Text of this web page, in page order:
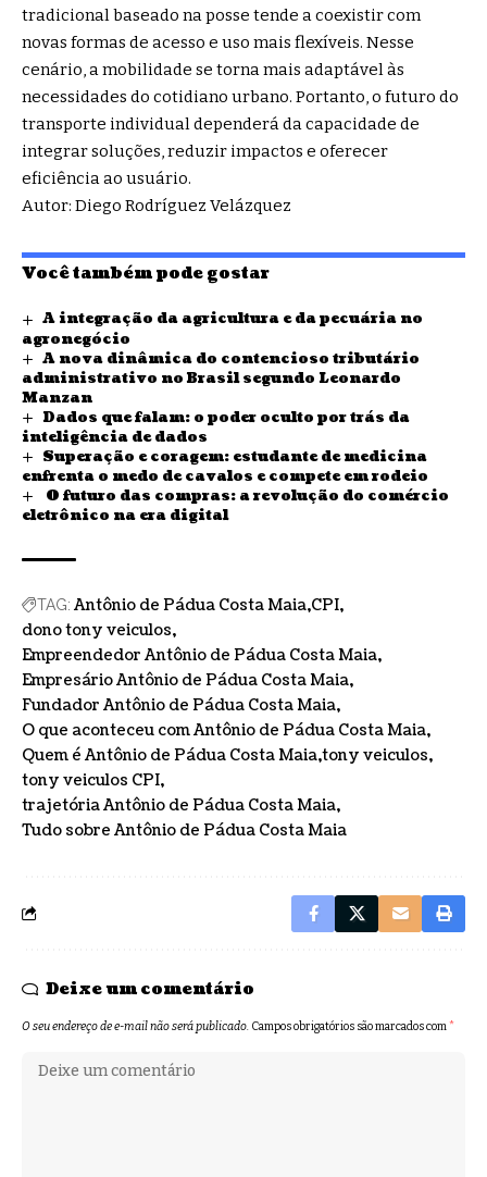
tradicional baseado na posse tende a coexistir com
novas formas de acesso e uso mais flexíveis. Nesse
cenário, a mobilidade se torna mais adaptável às
necessidades do cotidiano urbano. Portanto, o futuro do
transporte individual dependerá da capacidade de
integrar soluções, reduzir impactos e oferecer
eficiência ao usuário.
Autor: Diego Rodríguez Velázquez
Você também pode gostar
A integração da agricultura e da pecuária no
agronegócio
A nova dinâmica do contencioso tributário
administrativo no Brasil segundo Leonardo
Manzan
Dados que falam: o poder oculto por trás da
inteligência de dados
Superação e coragem: estudante de medicina
enfrenta o medo de cavalos e compete em rodeio
O futuro das compras: a revolução do comércio
eletrônico na era digital
TAG: Antônio de Pádua Costa Maia CPI
dono tony veiculos
Empreendedor Antônio de Pádua Costa Maia
Empresário Antônio de Pádua Costa Maia
Fundador Antônio de Pádua Costa Maia
O que aconteceu com Antônio de Pádua Costa Maia
Quem é Antônio de Pádua Costa Maia tony veiculos
tony veiculos CPI
trajetória Antônio de Pádua Costa Maia
Tudo sobre Antônio de Pádua Costa Maia
Deixe um comentário
O seu endereço de e-mail não será publicado. Campos obrigatórios são marcados com*